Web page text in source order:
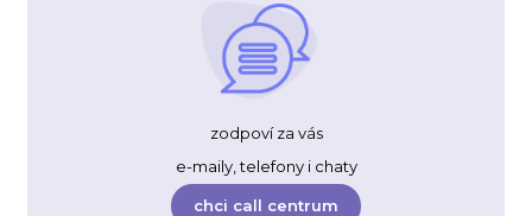
zodpoví za vás
e-maily, telefony i chaty
chci call centrum